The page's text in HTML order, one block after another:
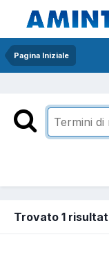
Pagina Iniziale
Trovato 1